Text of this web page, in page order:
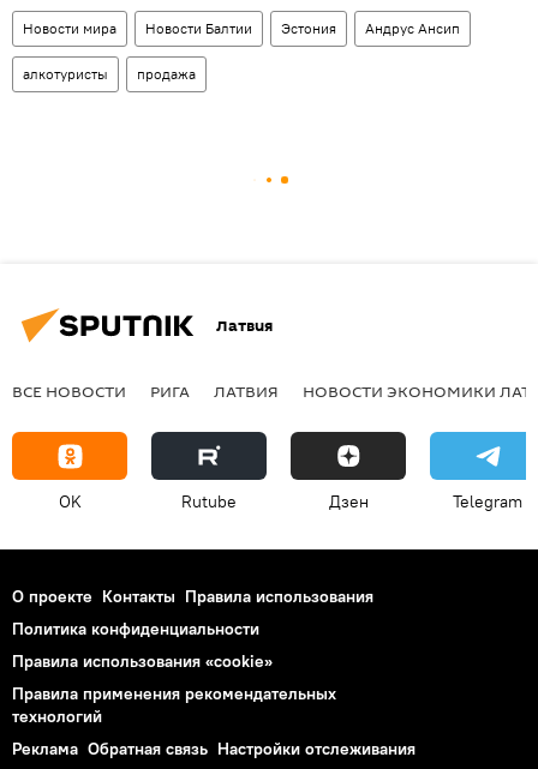
Новости мира Новости Балтии Эстония Андрус Ансип
алкотуристы продажа
Латвия
ВСЕ НОВОСТИ РИГА ЛАТВИЯ НОВОСТИ ЭКОНОМИКИ
OK Rutube Дзен Telegram
О проекте Контакты Правила использования
Политика конфиденциальности
Правила использования «cookie»
Правила применения рекомендательных
технологий
Реклама Обратная связь Настройки отслеживания